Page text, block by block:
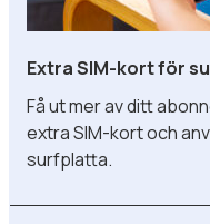
Extra SIM-kort för
Få ut mer av ditt
extra SIM-kort och
surfplatta.